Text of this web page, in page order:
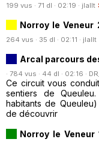
199 vus · 71 dl · 02:19 · jlallt
Norroy le Veneur
264 vus · 35 dl · 02:11 · jlallt
Arcal parcours
· 784 vus · 44 dl · 02:16 ·
Ce circuit vous
sentiers de
habitants de
de découvrir
Norroy le Veneur